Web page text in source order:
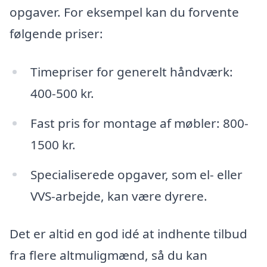
opgaver. For eksempel kan du forvente
følgende priser:
Timepriser for generelt håndværk:
400-500 kr.
Fast pris for montage af møbler: 800-
1500 kr.
Specialiserede opgaver, som el- eller
VVS-arbejde, kan være dyrere.
Det er altid en god idé at indhente tilbud
fra flere altmuligmænd, så du kan